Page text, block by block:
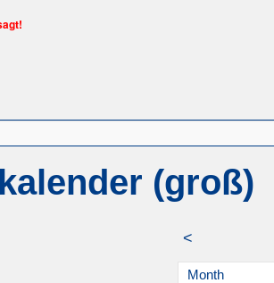
(groß)
<
Month